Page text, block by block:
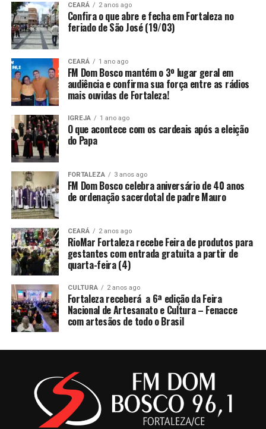
CEARÁ 2 anos ago
Confira o que abre e fecha em Fortaleza no
feriado de São José (19/03)
CEARÁ 1 ano ago
FM Dom Bosco mantém o 3º lugar geral em
audiência e confirma sua força entre as rádios
mais ouvidas de Fortaleza!
IGREJA 1 ano ago
O que acontece com os cardeais após a eleição
do Papa
FORTALEZA 3 anos ago
FM Dom Bosco celebra aniversário de 40 anos
de ordenação sacerdotal de padre Mauro
CEARÁ 2 anos ago
RioMar Fortaleza recebe Feira de produtos para
gestantes com entrada gratuita a partir de
quarta-feira (4)
CULTURA 2 anos ago
Fortaleza receberá a 6ª edição da Feira
Nacional de Artesanato e Cultura – Fenacce
com artesãos de todo o Brasil